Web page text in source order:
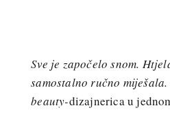
Sve je započelo snom.
samostalno ručno
beauty-dizajnerica u